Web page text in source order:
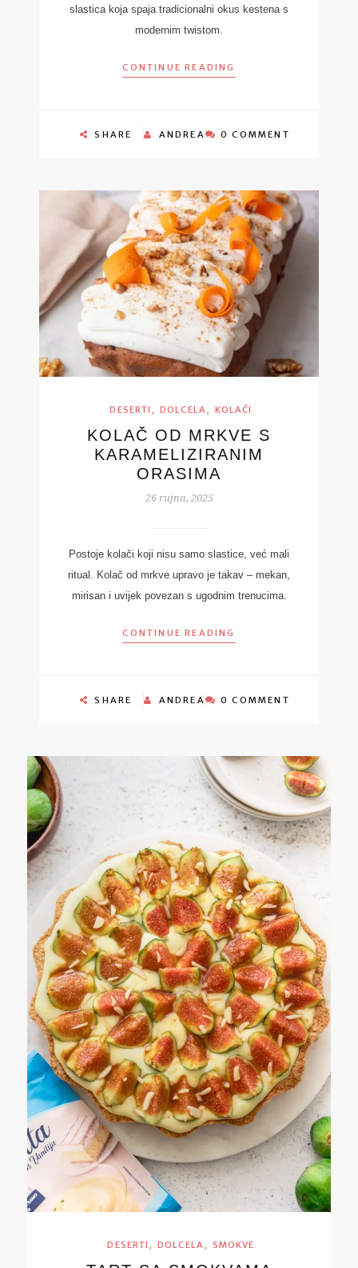
slastica koja spaja tradicionalni okus kestena s
modernim twistom.
CONTINUE READING
SHARE ANDREA 0 COMMENT
DESERTI , DOLCELA, KOLAČI
KOLAČ OD MRKVE S
KARAMELIZIRANIM
ORASIMA
26 rujna, 2025
Postoje kolači koji nisu samo slastice, već mali
ritual. Kolač od mrkve upravo je takav – mekan,
mirisan i uvijek povezan s ugodnim trenucima.
CONTINUE READING
SHARE ANDREA 0 COMMENT
DESERTI , DOLCELA, SMOKVE